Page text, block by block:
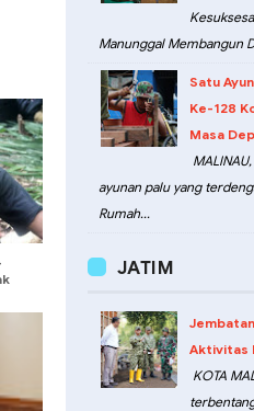
Manunggal Membangun
Satu
Ke-128
Masa
ayunan palu yang
Rumah...
JATIM
Aktivitas
KOTA